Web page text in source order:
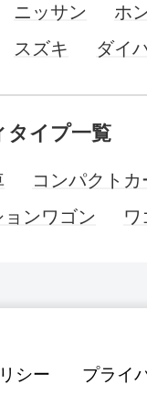
ニッサン ホ
スズキ ダイ
タイプ一覧
コンパクトカ
ョンワゴン
ワ
シー プライ